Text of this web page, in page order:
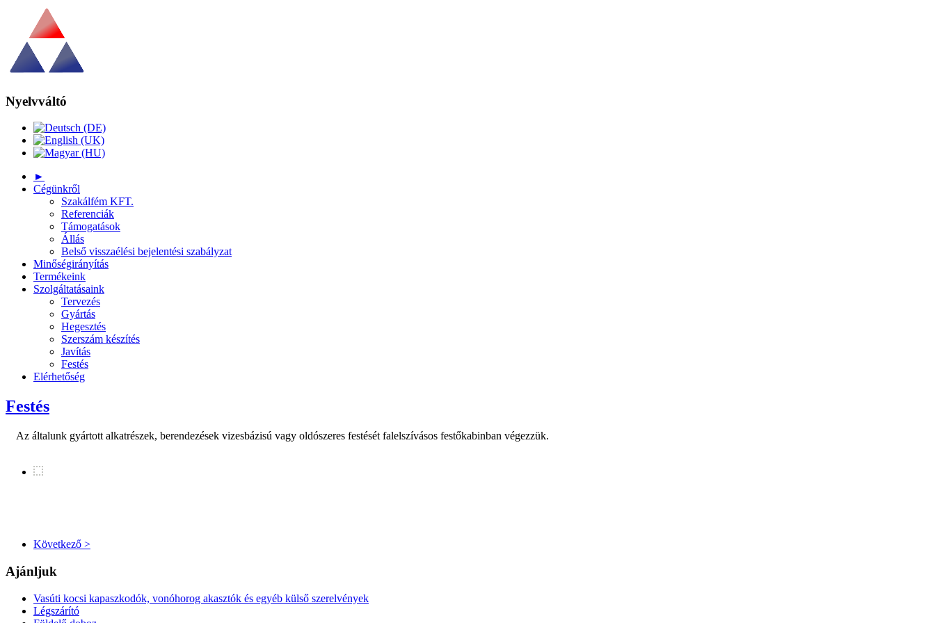
Nyelvváltó
►
Cégünkről
Szakálfém KFT.
Referenciák
Támogatások
Állás
Belső visszaélési bejelentési szabályzat
Minőségirányítás
Termékeink
Szolgáltatásaink
Tervezés
Gyártás
Hegesztés
Szerszám készítés
Javítás
Festés
Elérhetőség
Festés
Az általunk gyártott alkatrészek, berendezések vizesbázisú vagy oldószeres festését falelszívásos festőkabinban végezzük.
Következő >
Ajánljuk
Vasúti kocsi kapaszkodók, vonóhorog akasztók és egyéb külső szerelvények
Légszárító